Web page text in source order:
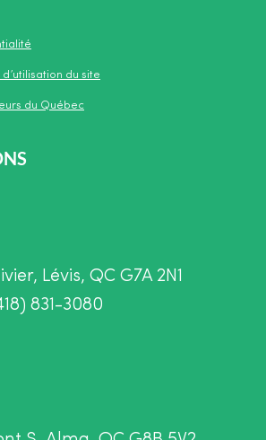
du site
du Québec
Lévis, QC G7A 2N1
831-3080